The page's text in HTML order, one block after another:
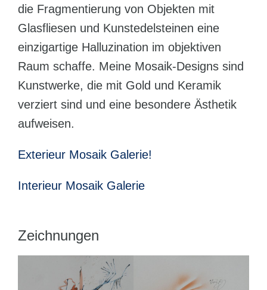
die Fragmentierung von Objekten mit
Glasfliesen und Kunstedelsteinen eine
einzigartige Halluzination im objektiven
Raum schaffe. Meine Mosaik-Designs sind
Kunstwerke, die mit Gold und Keramik
verziert sind und eine besondere Ästhetik
aufweisen.
Exterieur Mosaik Galerie!
Interieur Mosaik Galerie
Zeichnungen